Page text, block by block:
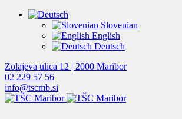
Slovenian
English
Deutsch
Zolajeva ulica 12 | 2000 Maribor
02 229 57 56
info@tscmb.si